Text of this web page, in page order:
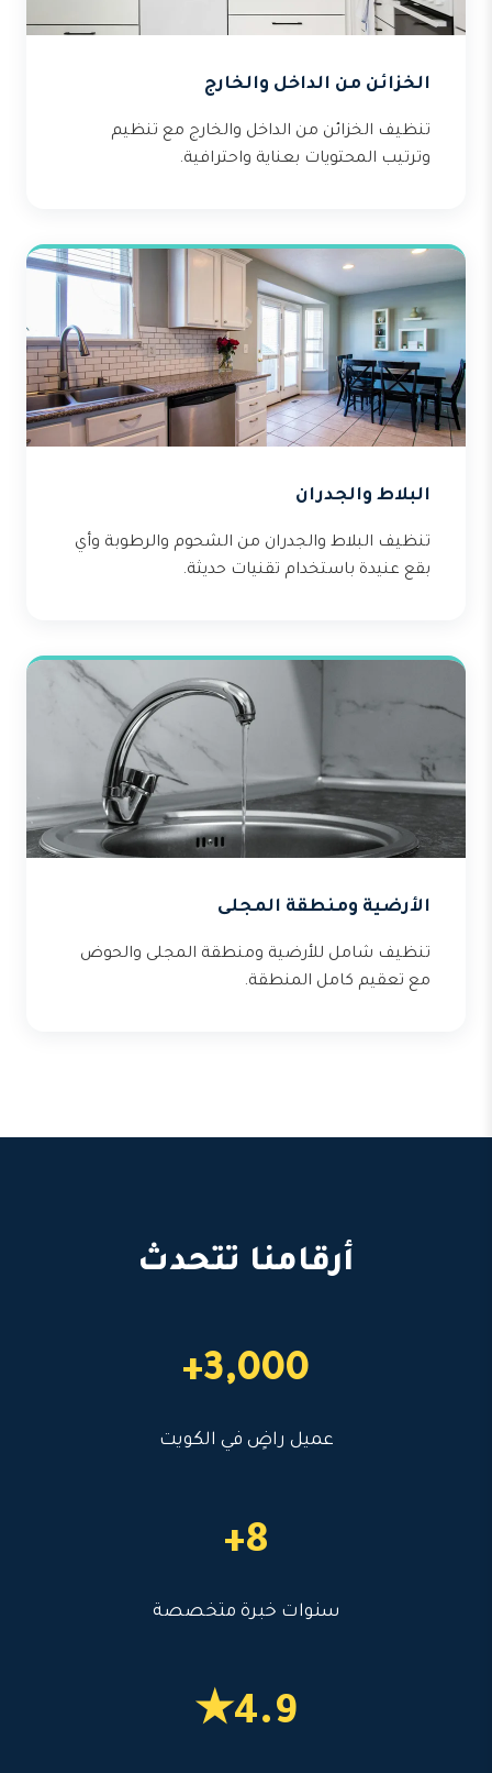
الخزائن من الداخل والخارج
تنظيف الخزائن من الداخل والخارج مع تنظيم
وترتيب المحتويات بعناية واحترافية.
البلاط والجدران
تنظيف البلاط والجدران من الشحوم والرطوبة وأي
بقع عنيدة باستخدام تقنيات حديثة.
الأرضية ومنطقة المجلى
تنظيف شامل للأرضية ومنطقة المجلى والحوض
مع تعقيم كامل المنطقة.
أرقامنا تتحدث
3,000+
عميل راضٍ في الكويت
8+
سنوات خبرة متخصصة
4.9★